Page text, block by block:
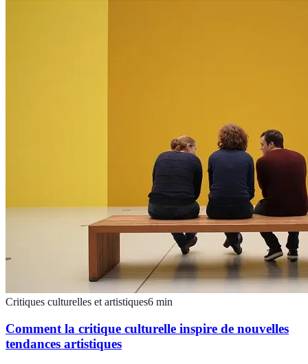
Critiques culturelles et artistiques6 min
Comment la critique culturelle inspire de nouvelles
tendances artistiques